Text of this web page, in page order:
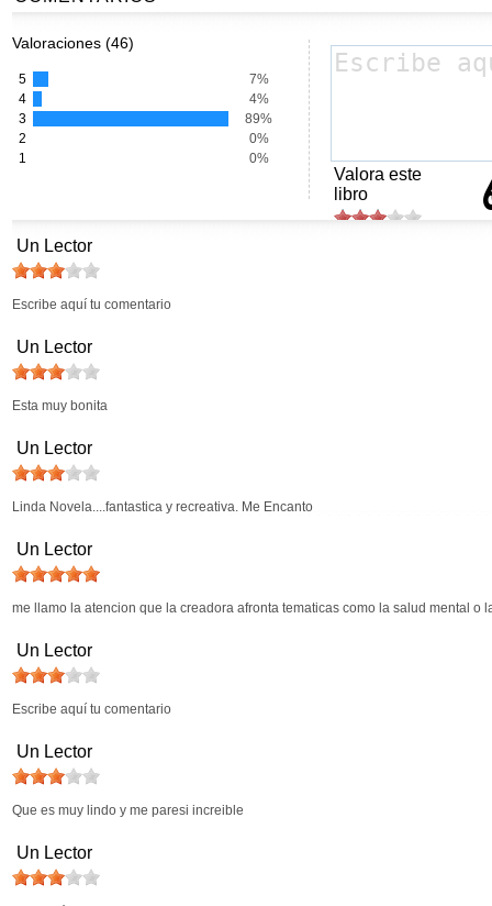
Valoraciones (46)
5
7%
4
4%
3
89%
2
0%
1
0%
Valora este
libro
Un Lector
Escribe aquí tu comentario
Un Lector
Esta muy bonita
Un Lector
Linda Novela....fantastica y recreativa. Me Encanto
Un Lector
me llamo la atencion que la creadora afronta tematicas como la salud mental o
Un Lector
Escribe aquí tu comentario
Un Lector
Que es muy lindo y me paresi increible
Un Lector